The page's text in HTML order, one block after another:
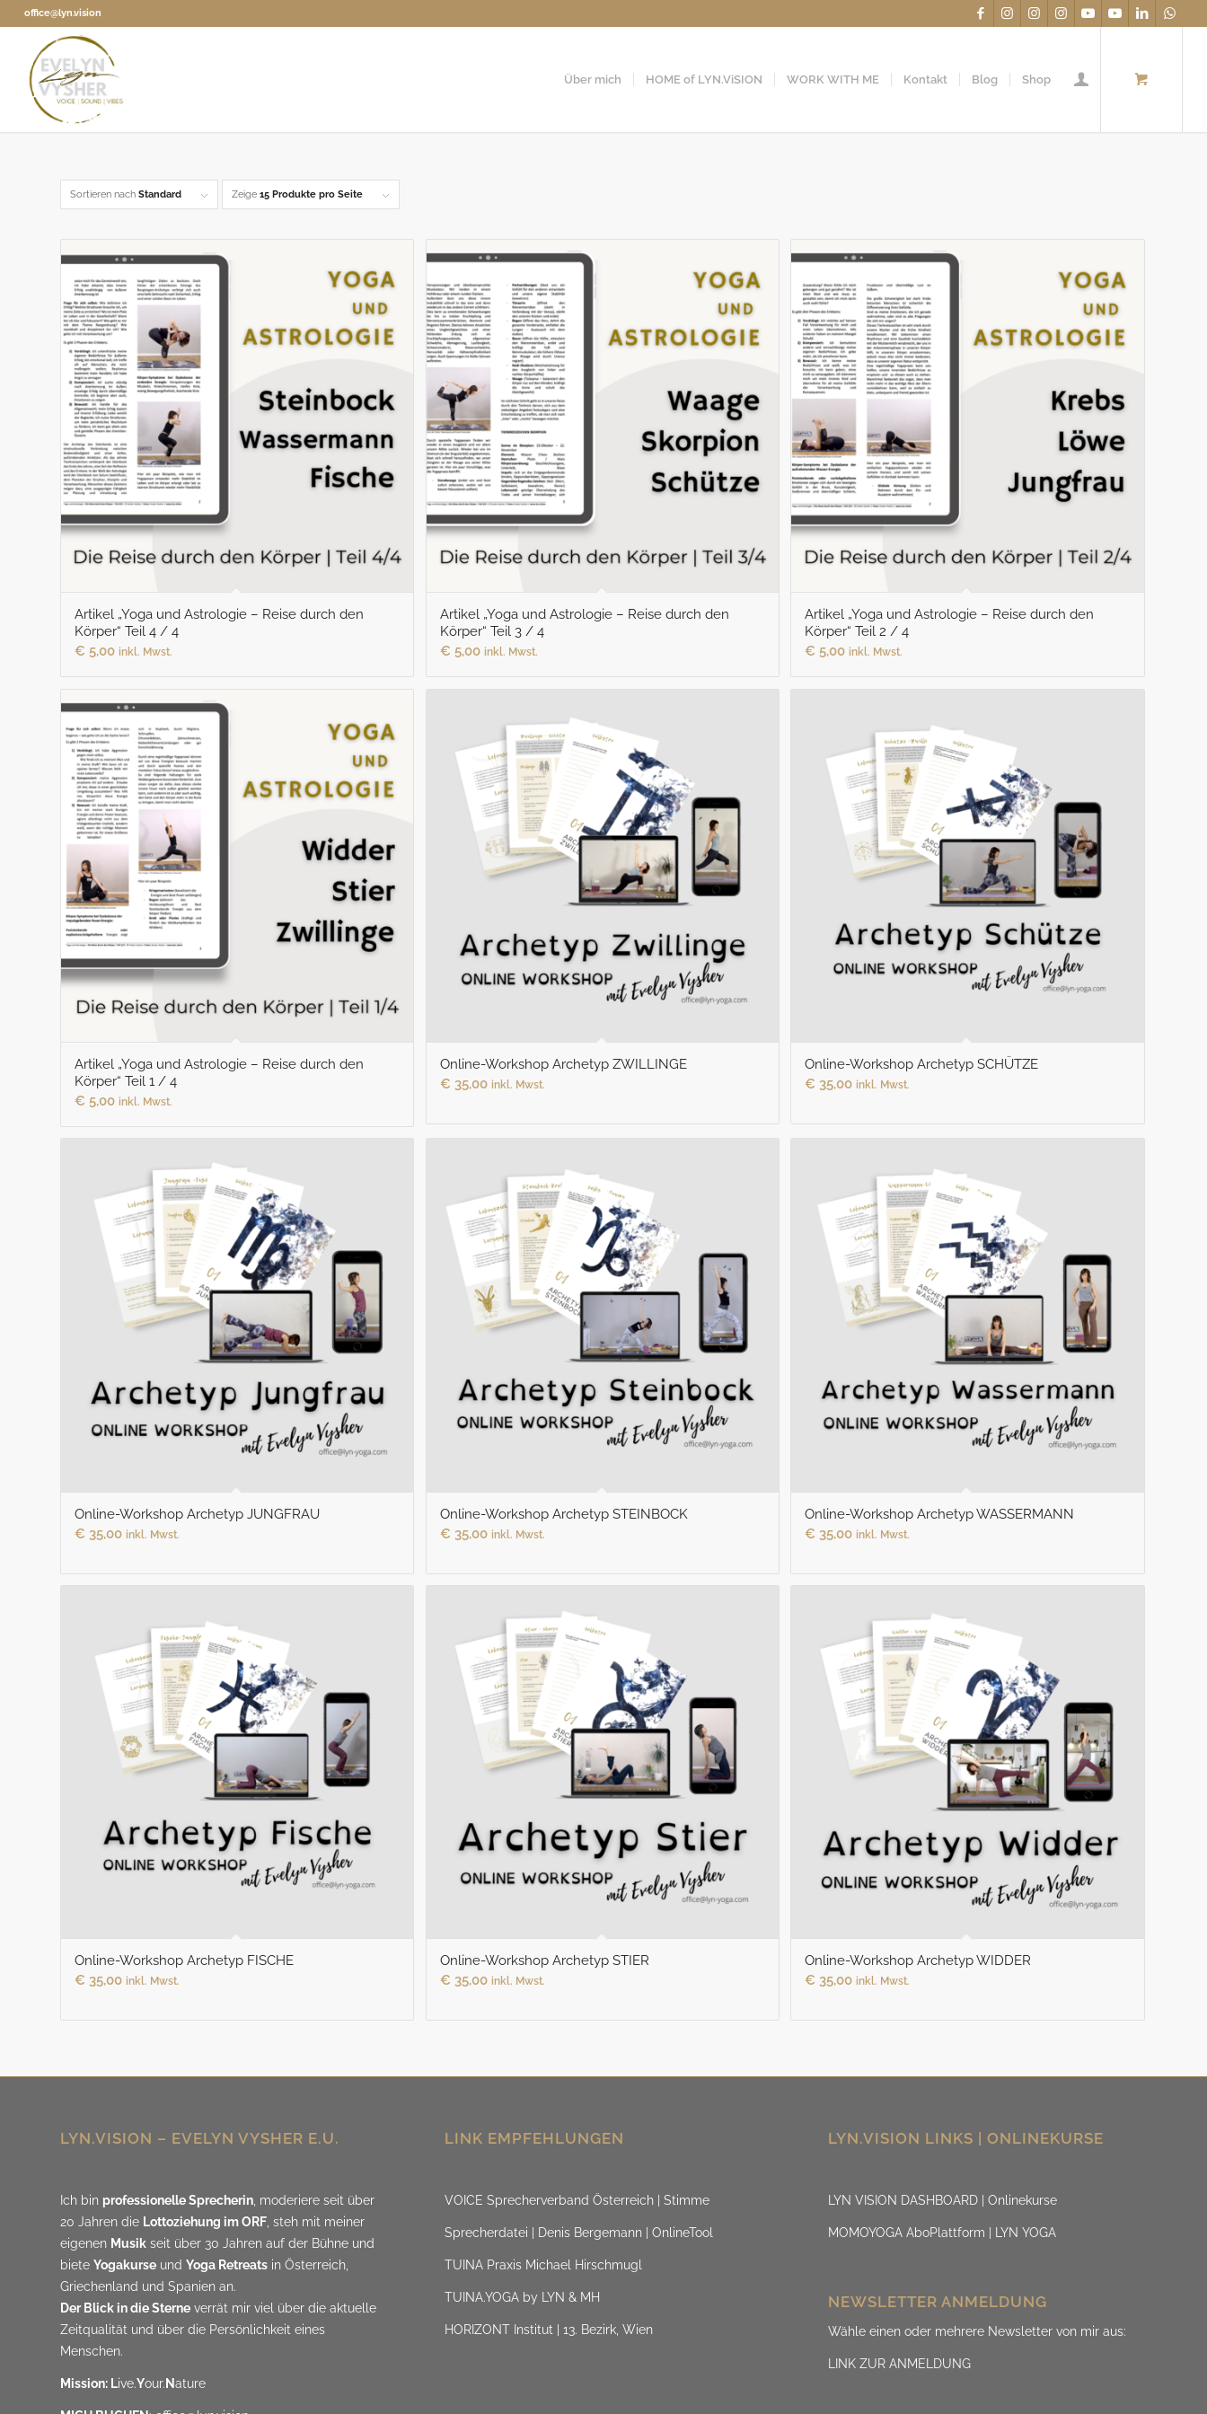
office@lyn.vision
Über mich HOME of LYN.ViSION WORK WITH ME Kontakt Blog Shop
Sortieren nach Standard Zeige 15 Produkte pro Seite
Artikel „Yoga und Astrologie – Reise durch den
Körper“ Teil 4 / 4
€ 5,00 inkl. Mwst.
Artikel „Yoga und Astrologie – Reise durch den
Körper“ Teil 3 / 4
€ 5,00 inkl. Mwst.
Artikel „Yoga und Astrologie – Reise durch den
Körper“ Teil 2 / 4
€ 5,00 inkl. Mwst.
Artikel „Yoga und Astrologie – Reise durch den
Körper“ Teil 1 / 4
€ 5,00 inkl. Mwst.
Online-Workshop Archetyp ZWILLINGE
€ 35,00 inkl. Mwst.
Online-Workshop Archetyp SCHÜTZE
€ 35,00 inkl. Mwst.
Online-Workshop Archetyp JUNGFRAU
€ 35,00 inkl. Mwst.
Online-Workshop Archetyp STEINBOCK
€ 35,00 inkl. Mwst.
Online-Workshop Archetyp WASSERMANN
€ 35,00 inkl. Mwst.
Online-Workshop Archetyp FISCHE
€ 35,00 inkl. Mwst.
Online-Workshop Archetyp STIER
€ 35,00 inkl. Mwst.
Online-Workshop Archetyp WIDDER
€ 35,00 inkl. Mwst.
LYN.VISION – EVELYN VYSHER E.U.
Ich bin professionelle Sprecherin , moderiere seit über
20 Jahren die Lottoziehung im ORF , steh mit meiner
eigenen Musik seit über 30 Jahren auf der Bühne und
biete Yogakurse und Yoga Retreats in Österreich,
Griechenland und Spanien an.
Der Blick in die Sterne verrät mir viel über die aktuelle
Zeitqualität und über die Persönlichkeit eines
Menschen.
Mission: Live.Your. Nature
LINK EMPFEHLUNGEN
VOICE Sprecherverband Österreich | Stimme
Sprecherdatei | Denis Bergemann | OnlineTool
TUINA Praxis Michael Hirschmugl
TUINA.YOGA by LYN & MH
HORIZONT Institut | 13. Bezirk, Wien
LYN.VISION LINKS | ONLINEKURSE
LYN VISION DASHBOARD | Onlinekurse
MOMOYOGA AboPlattform | LYN YOGA
NEWSLETTER ANMELDUNG
Wähle einen oder mehrere Newsletter von mir aus:
LINK ZUR ANMELDUNG